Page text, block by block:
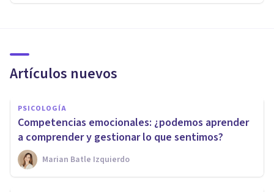
Artículos nuevos
PSICOLOGÍA
Competencias emocionales: ¿podemos aprender
a comprender y gestionar lo que sentimos?
Marian Batle Izquierdo